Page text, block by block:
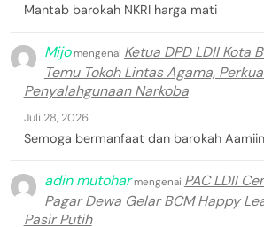
Mantab barokah NKRI harga mati
Mijomengenai Ketua DPD LDII Kota
Temu Tokoh Lintas Agama,
Penyalahgunaan Narkoba
Juli 28, 2026
Semoga bermanfaat dan barokah Aamiin
adin mutoharmengenai PAC LDII
Pagar Dewa Gelar BCM Happy
Pasir Putih